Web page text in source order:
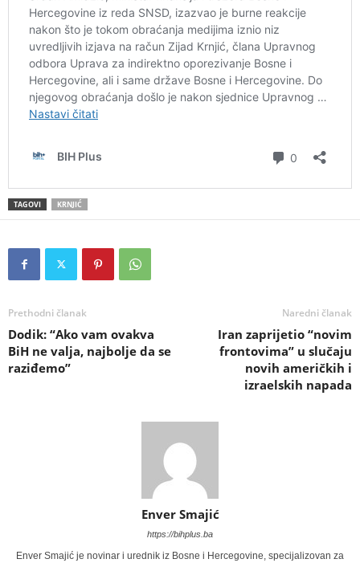
TAGOVI KRNJIĆ
Prethodni članak
Dodik: “Ako vam ovakva
BiH ne valja, najbolje da se
raziđemo”
Naredni članak
Iran zaprijetio “novim
frontovima” u slučaju
novih američkih i
izraelskih napada
Enver Smajić
https://bihplus.ba
Enver Smajić je novinar i urednik iz Bosne i Hercegovine, specijalizovan za